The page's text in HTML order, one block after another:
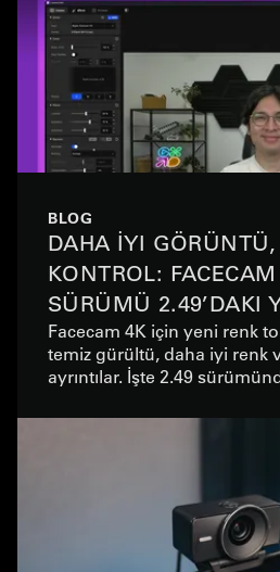
BLOG
DAHA İYI
KONTROL:
SÜRÜMÜ 2.49’DAKI
Facecam 4K için yeni renk
temiz gürültü, daha iyi renk
ayrıntılar. İşte 2.49